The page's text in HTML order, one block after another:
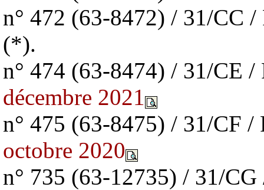
n° 472 (63-8472) / 31/CC
(*).
n° 474 (63-8474) / 31/CE
décembre 2021
n° 475 (63-8475) / 31/CF
octobre 2020
n° 735 (63-12735) / 31/